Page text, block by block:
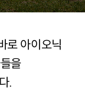
로 아이오닉
을
.